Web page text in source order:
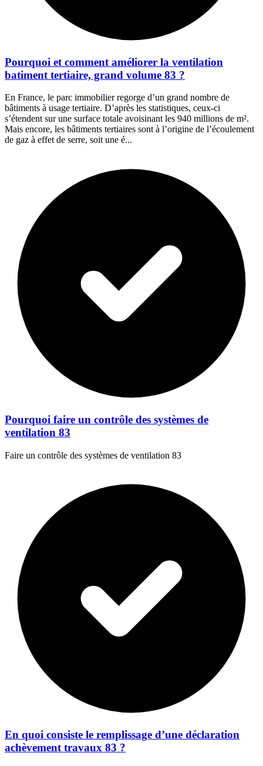
Pourquoi et comment améliorer la ventilation
batiment tertiaire, grand volume 83 ?
En France, le parc immobilier regorge d’un grand nombre de
bâtiments à usage tertiaire. D’après les statistiques, ceux-ci
s’étendent sur une surface totale avoisinant les 940 millions de m².
Mais encore, les bâtiments tertiaires sont à l’origine de l’écoulement
de gaz à effet de serre, soit une é...
Pourquoi faire un contrôle des systèmes de
ventilation 83
Faire un contrôle des systèmes de ventilation 83
En quoi consiste le remplissage d’une déclaration
achèvement travaux 83 ?